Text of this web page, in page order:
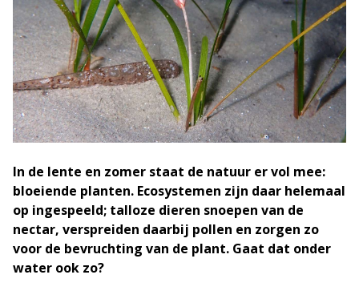
In de lente en zomer staat de natuur er vol mee:
bloeiende planten. Ecosystemen zijn daar helemaal
op ingespeeld; talloze dieren snoepen van de
nectar, verspreiden daarbij pollen en zorgen zo
voor de bevruchting van de plant. Gaat dat onder
water ook zo?